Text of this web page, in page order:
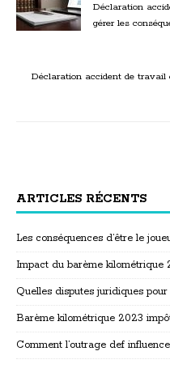
Déclaration
gérer les
Déclaration accident de travail
ARTICLES RÉCENTS
Les conséquences d’être le
Impact du barème
Quelles disputes juridiques
Barème kilométrique 2023
Comment l’outrage def